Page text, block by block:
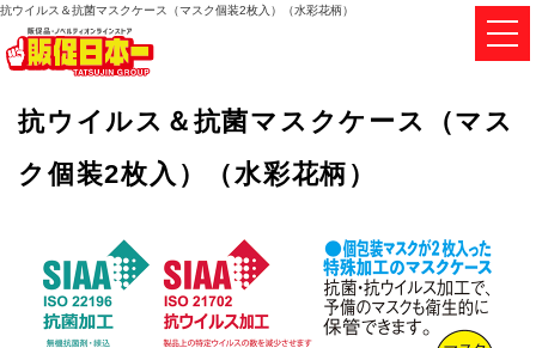
抗ウイルス＆抗菌マスクケース（マスク個装2枚入）（水彩花柄）
抗ウイルス＆抗菌マスクケース（マス
ク個装2枚入）（水彩花柄）